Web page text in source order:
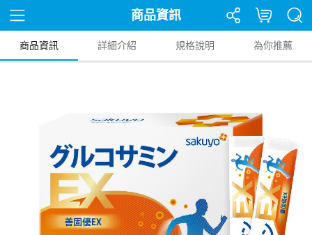
商品資訊
商品資訊 詳細介紹 規格說明 為你推薦